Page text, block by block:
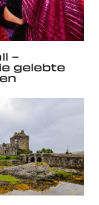
–
gelebte